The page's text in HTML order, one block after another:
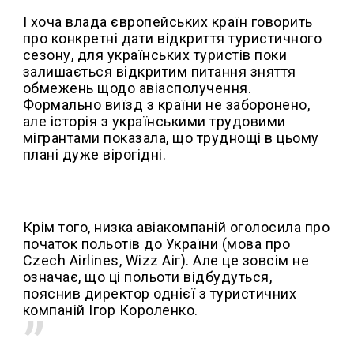
І хоча влада європейських країн говорить
про конкретні дати відкриття туристичного
сезону, для українських туристів поки
залишається відкритим питання зняття
обмежень щодо авіасполучення.
Формально виїзд з країни не заборонено,
але історія з українськими трудовими
мігрантами показала, що труднощі в цьому
плані дуже вірогідні.
Крім того, низка авіакомпаній оголосила про
початок польотів до України (мова про
Czech Airlines, Wizz Аіг). Але це зовсім не
означає, що ці польоти відбудуться,
пояснив директор однієї з туристичних
компаній Ігор Короленко.